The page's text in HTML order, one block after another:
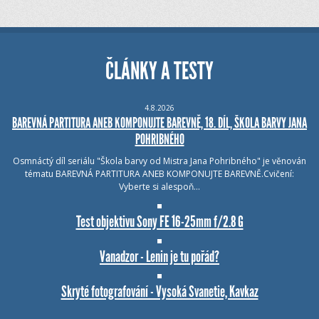
ČLÁNKY A TESTY
4.8.2026
BAREVNÁ PARTITURA ANEB KOMPONUJTE BAREVNĚ, 18. DÍL, ŠKOLA BARVY JANA
POHRIBNÉHO
Osmnáctý díl seriálu "Škola barvy od Mistra Jana Pohribného" je věnován
tématu BAREVNÁ PARTITURA ANEB KOMPONUJTE BAREVNĚ.Cvičení:
Vyberte si alespoň…
Test objektivu Sony FE 16-25mm f/2.8 G
Vanadzor - Lenin je tu pořád?
Skryté fotografování - Vysoká Svanetie, Kavkaz